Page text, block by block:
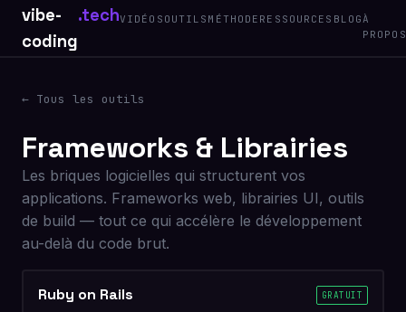
vibe-
coding
.techVIDÉOS OUTILS MÉTHODE RESSOURCES BLOGÀ
PROPOS
← Tous les outils
Frameworks & Librairies
Les briques logicielles qui structurent vos
applications. Frameworks web, librairies UI, outils
de build — tout ce qui accélère le développement
au-delà du code brut.
Ruby on Rails GRATUIT